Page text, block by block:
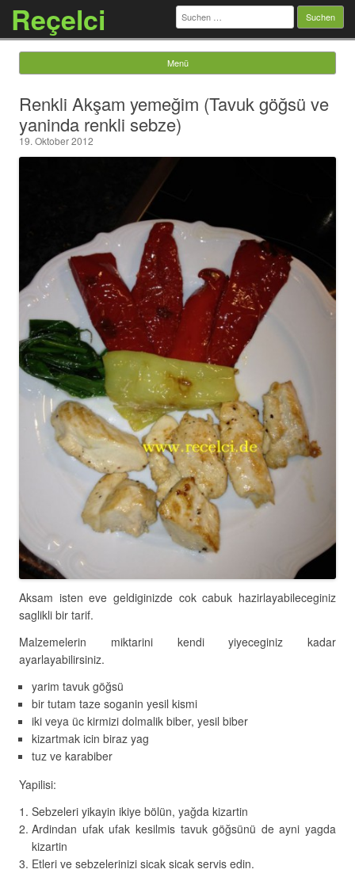
Reçelci Suchen
nach:
Menü
Renkli Akşam yemeğim (Tavuk göğsü ve
yaninda renkli sebze)
19. Oktober 2012
Aksam isten eve geldiginizde cok cabuk hazirlayabileceginiz
saglikli bir tarif.
Malzemelerin miktarini kendi yiyeceginiz kadar
ayarlayabilirsiniz.
yarim tavuk göğsü
bir tutam taze soganin yesil kismi
iki veya üc kirmizi dolmalik biber, yesil biber
kizartmak icin biraz yag
tuz ve karabiber
Yapilisi:
Sebzeleri yikayin ikiye bölün, yağda kizartin
Ardindan ufak ufak kesilmis tavuk göğsünü de ayni yagda
kizartin
Etleri ve sebzelerinizi sicak sicak servis edin.